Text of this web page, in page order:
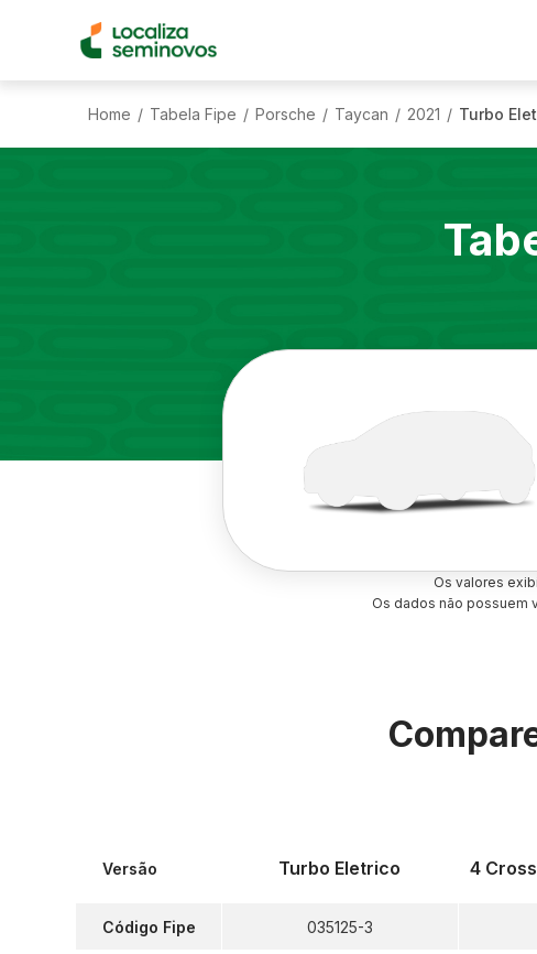
Home / Tabela Fipe / Porsche / Taycan / 2021 / Turbo
Os valores
Os dados não possuem
Versão
Código Fipe
Turbo Eletrico
035125-3
4